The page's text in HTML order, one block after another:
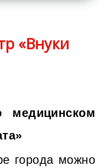
«Внуки
города можно